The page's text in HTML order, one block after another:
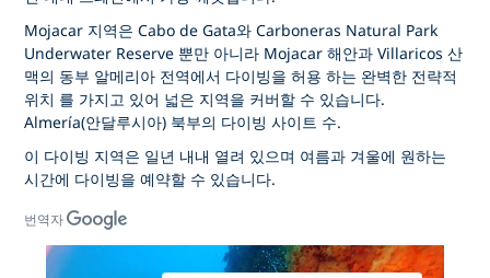
Mojacar 지역은Cabo de Gata와 Carboneras Natural Park
Underwater Reserve 뿐만 아니라 Mojacar 해안과 Villaricos 산
맥의 동부 알메리아 전역에서 다이빙을 허용 하는 완벽한 전략적
위치 를 가지고 있어 넓은 지역을 커버할 수 있습니다.
Almería(안달루시아) 북부의 다이빙 사이트 수.
이 다이빙 지역은 일년 내내 열려 있으며 여름과 겨울에 원하는
시간에 다이빙을 예약할 수 있습니다.
번역자